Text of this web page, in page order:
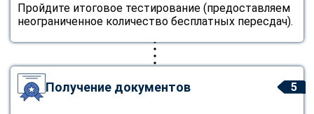
Пройдите итоговое тестирование (предоставляем
неограниченное количество бесплатных пересдач).
5
Получение документов